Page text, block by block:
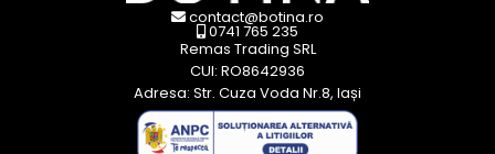
contact@botina.ro
0741 765 235
Remas Trading SRL
CUI: RO8642936
Adresa: Str. Cuza Voda Nr.8, Iași